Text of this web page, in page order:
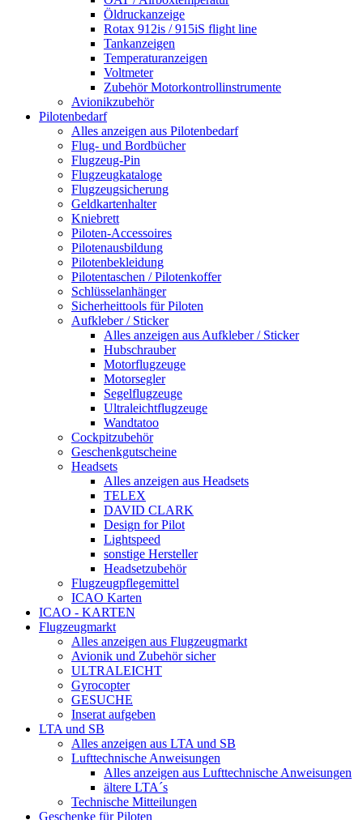
Öldruckanzeige
Rotax 912is / 915iS flight line
Tankanzeigen
Temperaturanzeigen
Voltmeter
Zubehör Motorkontrollinstrumente
Avionikzubehör
Pilotenbedarf
Alles anzeigen aus Pilotenbedarf
Flug- und Bordbücher
Flugzeug-Pin
Flugzeugkataloge
Flugzeugsicherung
Geldkartenhalter
Kniebrett
Piloten-Accessoires
Pilotenausbildung
Pilotenbekleidung
Pilotentaschen / Pilotenkoffer
Schlüsselanhänger
Sicherheittools für Piloten
Aufkleber / Sticker
Alles anzeigen aus Aufkleber / Sticker
Hubschrauber
Motorflugzeuge
Motorsegler
Segelflugzeuge
Ultraleichtflugzeuge
Wandtatoo
Cockpitzubehör
Geschenkgutscheine
Headsets
Alles anzeigen aus Headsets
TELEX
DAVID CLARK
Design for Pilot
Lightspeed
sonstige Hersteller
Headsetzubehör
Flugzeugpflegemittel
ICAO Karten
ICAO - KARTEN
Flugzeugmarkt
Alles anzeigen aus Flugzeugmarkt
Avionik und Zubehör sicher
ULTRALEICHT
Gyrocopter
GESUCHE
Inserat aufgeben
LTA und SB
Alles anzeigen aus LTA und SB
Lufttechnische Anweisungen
Alles anzeigen aus Lufttechnische Anweisungen
ältere LTA´s
Technische Mitteilungen
Geschenke für Piloten